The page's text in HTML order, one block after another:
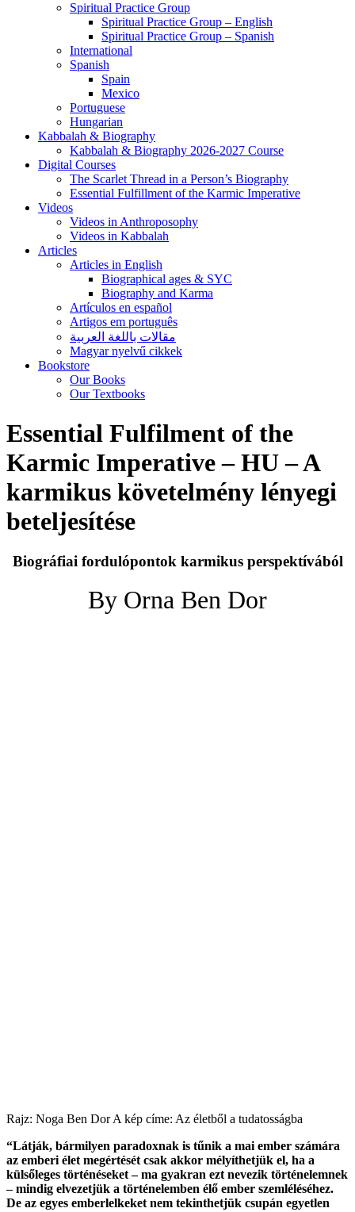
Spiritual Practice Group
Spiritual Practice Group – English
Spiritual Practice Group – Spanish
International
Spanish
Spain
Mexico
Portuguese
Hungarian
Kabbalah & Biography
Kabbalah & Biography 2026-2027 Course
Digital Courses
The Scarlet Thread in a Person’s Biography
Essential Fulfillment of the Karmic Imperative
Videos
Videos in Anthroposophy
Videos in Kabbalah
Articles
Articles in English
Biographical ages & SYC
Biography and Karma
Artículos en español
Artigos em português
مقالات باللغة العربية
Magyar nyelvű cikkek
Bookstore
Our Books
Our Textbooks
Essential Fulfilment of the
Karmic Imperative – HU – A
karmikus követelmény lényegi
beteljesítése
Biográfiai fordulópontok karmikus perspektívából
By Orna Ben Dor
Rajz: Noga Ben Dor A kép címe: Az életből a tudatosságba
“Látják, bármilyen paradoxnak is tűnik a mai ember számára
az emberi élet megértését csak akkor mélyíthetjük el, ha a
külsőleges történéseket – ma gyakran ezt nevezik történelemnek
– mindig elvezetjük a történelemben élő ember szemléléséhez.
De az egyes emberlelkeket nem tekinthetjük csupán egyetlen